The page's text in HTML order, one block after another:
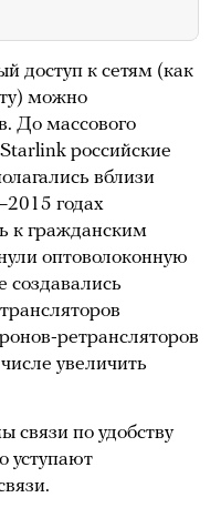
доступ к сетям (как
можно
До массового
российские
вблизи
годах
к гражданским
оптоволоконную
создавались
ретрансляторов
увеличить
связи по удобству
уступают